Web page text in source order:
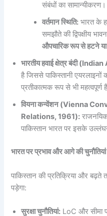
संबंधों का सामान्यीकरण।
वर्तमान स्थिति: भारत के
समझौते की द्विपक्षीय
औपचारिक रूप से हटने या
भारतीय हवाई क्षेत्र बंदी
है जिससे पाकिस्तानी
प्रतीकात्मक रूप से भी महत्वपूर्ण
वियना कन्वेंशन (Vienna
Relations, 1961):
पाकिस्तान भारत पर इसके
भारत पर प्रभाव और आगे की चुनौतियां
पाकिस्तान की प्रतिक्रिया और बढ़ते
पड़ेगा:
सुरक्षा चुनौतियां: LoC और सीमा